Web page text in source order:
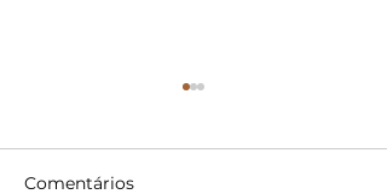
Comentários